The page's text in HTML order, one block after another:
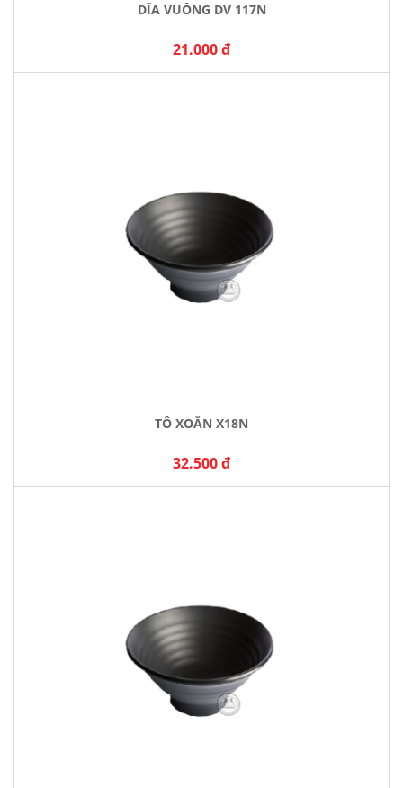
DĨA VUÔNG DV 117N
21.000 đ
TÔ XOẮN X18N
32.500 đ